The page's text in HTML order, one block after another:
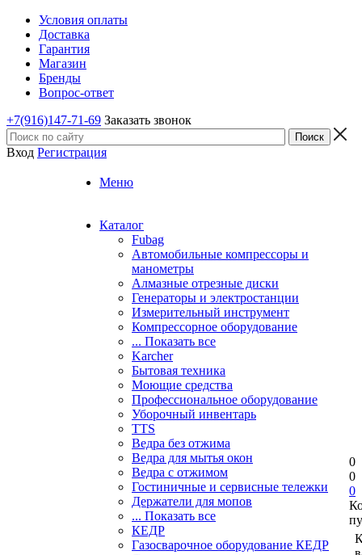
Условия оплаты
Доставка
Гарантия
Магазин
Бренды
Вопрос-ответ
+7(916)147-71-69 Заказать звонок
Вход Регистрация
Меню
Каталог
Fubag
Автомобильные компрессоры и
манометры
Алмазные отрезные диски
Генераторы и электростанции
Измерительный инструмент
Компрессорное оборудование
... Показать все
Karcher
Бытовая техника
Моющие средства
Профессиональное оборудование
Уборочный инвентарь
TTS
Ведра без отжима
Ведра для мытья окон
Ведра с отжимом
Гостиничные и сервисные тележки
Держатели для мопов
... Показать все
КЕДР
Газосварочное оборудование КЕДР
0
0
0